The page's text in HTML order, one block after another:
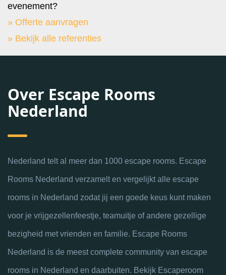
evenement?
» Offerte aanvragen
» Bekijk alle referenties
Over Escape Rooms
Nederland
Nederland telt al meer dan 1000 escape rooms. Escape
Rooms Nederland verzamelt en vergelijkt alle escape
rooms in Nederland zodat jij een goede keus kunt maken
voor je vrijgezellenfeestje, teamuitje of andere gezellige
bezigheid met vrienden en familie. Escape Rooms
Nederland is de meest complete community van escape
rooms in Nederland en daarbuiten. Bekijk Escaperoom